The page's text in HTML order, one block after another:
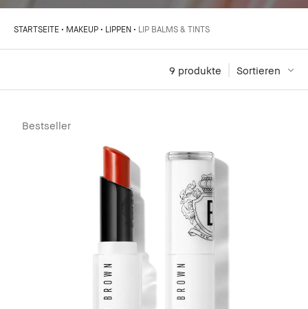
STARTSEITE MAKEUP LIPPEN LIP BALMS & TINTS
Sortieren
9 produkte
Bestseller